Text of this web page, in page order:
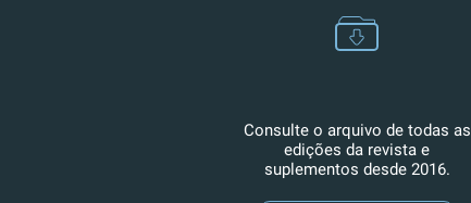
Consulte o arquivo de todas as
edições da revista e
suplementos desde 2016.